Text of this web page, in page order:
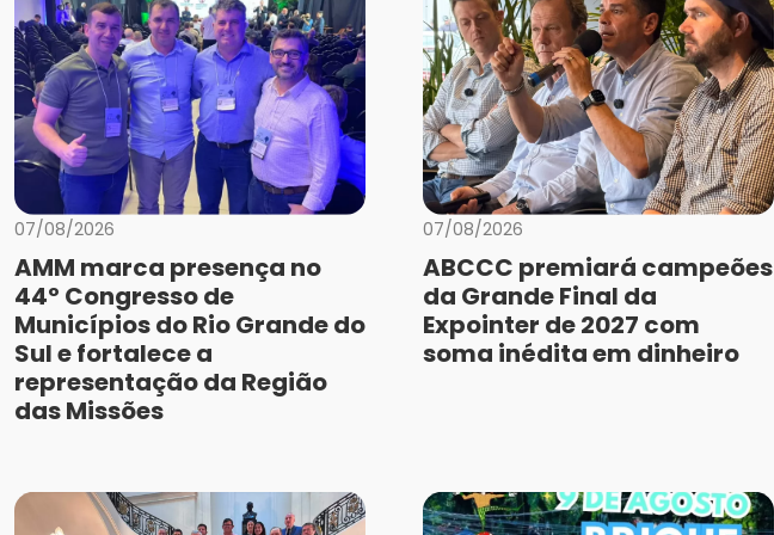
07/08/2026
AMM marca presença no
44º Congresso de
Municípios do Rio Grande do
Sul e fortalece a
representação da Região
das Missões
07/08/2026
ABCCC premiará campeões
da Grande Final da
Expointer de 2027 com
soma inédita em dinheiro